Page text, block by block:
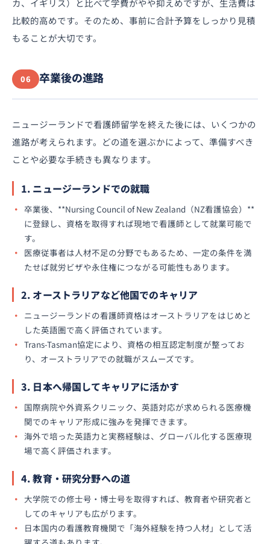
カ、イギリス）と比べて学費がやや抑えめですが、生活費は
比較的高めです。そのため、事前に合計予算をしっかり見積
もることが大切です。
06 卒業後の進路
ニュージーランドで看護師留学を終えた後には、いくつかの
進路が考えられます。どの道を選ぶかによって、準備すべき
ことや必要な手続きも異なります。
1. ニュージーランドでの就職
卒業後、**Nursing Council of New Zealand（NZ看護協会）**
に登録し、資格を取得すれば現地で看護師として就業可能で
す。
医療従事者は人材不足の分野でもあるため、一定の条件を満
たせば就労ビザや永住権につながる可能性もあります。
2. オーストラリアなど他国でのキャリア
ニュージーランドの看護師資格はオーストラリアをはじめと
した英語圏で高く評価されています。
Trans-Tasman協定により、資格の相互認定制度が整ってお
り、オーストラリアでの就職がスムーズです。
3. 日本へ帰国してキャリアに活かす
国際病院や外資系クリニック、英語対応が求められる医療機
関でのキャリア形成に強みを発揮できます。
海外で培った英語力と実務経験は、グローバル化する医療現
場で高く評価されます。
4. 教育・研究分野への道
大学院での修士号・博士号を取得すれば、教育者や研究者と
してのキャリアも広がります。
日本国内の看護教育機関で「海外経験を持つ人材」として活